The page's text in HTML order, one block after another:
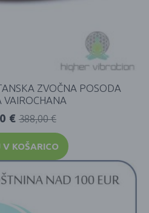
ZVOČNA POSODA
VAIROCHANA
388,00€
€
KOŠARICO